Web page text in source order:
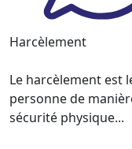
Harcèlement
Le harcèlement est
personne de
sécurité physique...